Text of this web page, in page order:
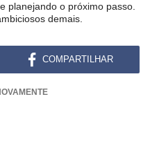
planejando o próximo passo.
demais.
COMPARTILHAR